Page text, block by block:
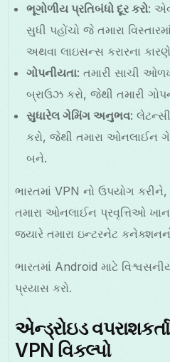
ભૂગોળીય પ્રતિબંધો દૂર કરો:
સુધી પહોંચો જે તમારા
અથવા લાઇસન્સ કરારના
ગોપનીયતા: તમારી સાચી
બ્રાઉઝ કરો, જેથી તમારી
સુધારેલ ગેમિંગ અનુભવ:
કરો, જેથી તમારા ઓનલાઈન
બને.
ભારતમાં VPN નો ઉપયોગ
તમારા ઓનલાઈન પ્રવૃત્તિઓ
જ્યારે તમારા ઇન્ટરનેટ
ભારતમાં Android માટે
પ્રયાસ કરો.
એન્ડ્રોઇડ
VPN વિકલ્પો